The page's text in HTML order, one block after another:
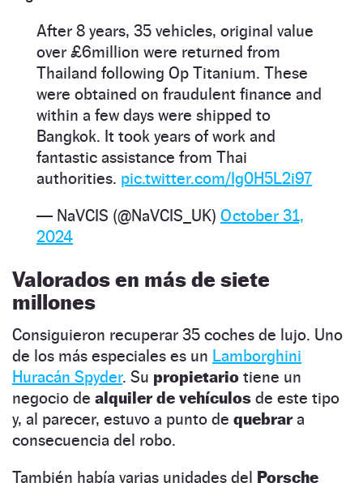
After 8 years, 35 vehicles, original value
over £6million were returned from
Thailand following Op Titanium. These
were obtained on fraudulent finance and
within a few days were shipped to
Bangkok. It took years of work and
fantastic assistance from Thai
authorities. pic.twitter.com/Ig0H5L2i97
— NaVCIS (@NaVCIS_UK) October 31,
2024
Valorados en más de siete
millones
Consiguieron recuperar 35 coches de lujo. Uno
de los más especiales es un Lamborghini
Huracán Spyder. Su propietario tiene un
negocio de alquiler de vehículos de este tipo
y, al parecer, estuvo a punto de quebrara
consecuencia del robo.
También había varias unidades del Porsche